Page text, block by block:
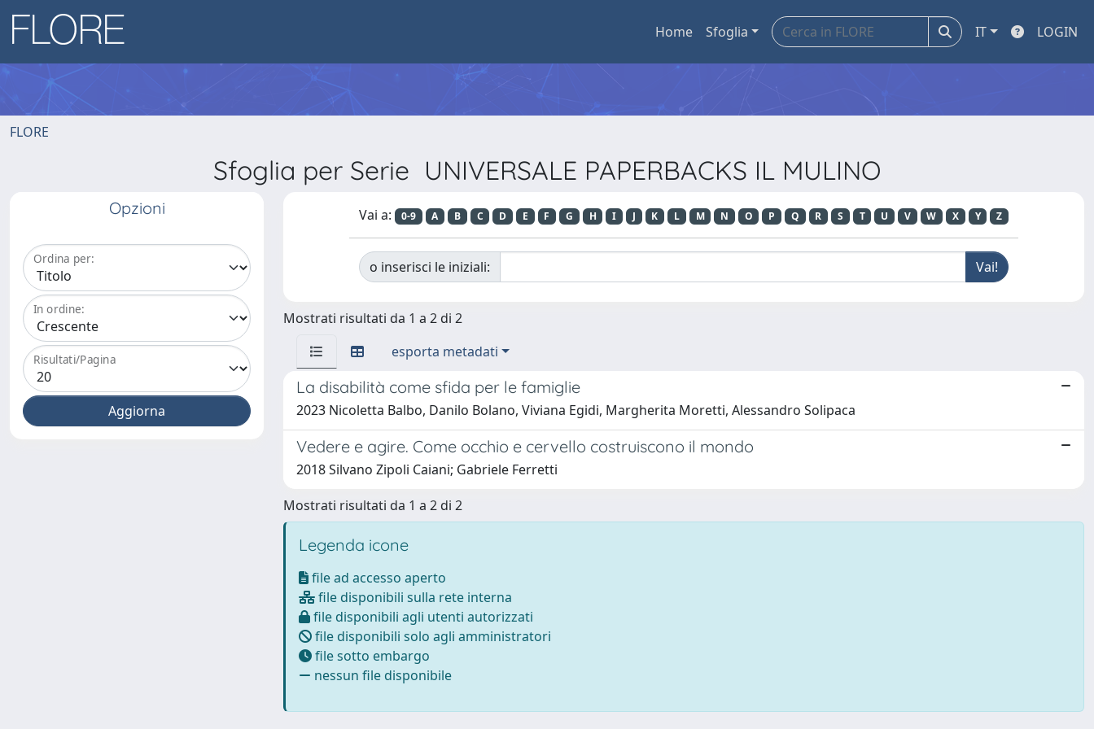
Home Sfoglia IT LOGIN
FLORE
Sfoglia per Serie UNIVERSALE PAPERBACKS IL MULINO
Opzioni
Ordina per:
In ordine:
Risultati/Pagina
Vai a: 0-9 A B C D E F G H I J K L M N O P Q R S T U V W X Y Z
o inserisci le iniziali:
Mostrati risultati da 1 a 2 di 2
esporta metadati
La disabilità come sfida per le famiglie
2023 Nicoletta Balbo, Danilo Bolano, Viviana Egidi, Margherita Moretti, Alessandro Solipaca
Vedere e agire. Come occhio e cervello costruiscono il mondo
2018 Silvano Zipoli Caiani; Gabriele Ferretti
Mostrati risultati da 1 a 2 di 2
Legenda icone
file ad accesso aperto
file disponibili sulla rete interna
file disponibili agli utenti autorizzati
file disponibili solo agli amministratori
file sotto embargo
nessun file disponibile